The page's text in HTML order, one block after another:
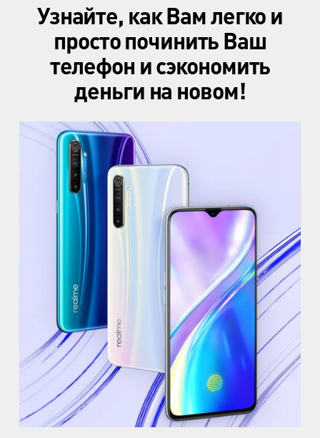
м. Пр. Ветеранов
пр. Ветеранов, д.9
м. Ул. Дыбенко
пр. Большевиков, д.25
м. Комендантский пр.
пр. Авиаконструкторов, д.4
м. Приморская
ул. Кораблестроителей, д.30
м. Академическая
пр. Науки, д.8, к.1
м. Озерки, м. Пр. Просвещения
пр. Луначарского, д.56, к.1
м. Автово
пр. Маршала Жукова, д.35, к.3
м. Елизаровская
пр. Елизарова, д.36
Узнайте, как Вам легко и
просто починить Ваш
телефон и сэкономить
деньги на новом!